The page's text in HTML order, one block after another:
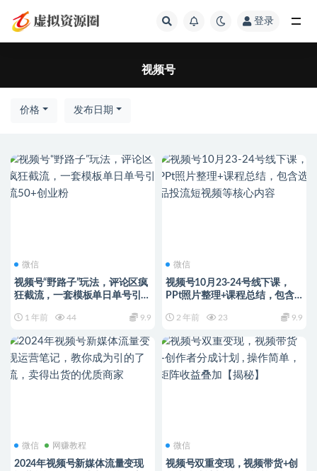
登录
视频号
价格 发布日期
微信
视频号“野路子”玩法，评论区疯
狂截流，一套模板单日单号引流
1 年前 44 9.9
微信
视频号10月23-24号线下课，
PPt照片整理+课程总结，包含
2 年前 23 9.9
微信 网赚教程
2024年视频号新媒体流量变现
微信
视频号双重变现，视频带货+创